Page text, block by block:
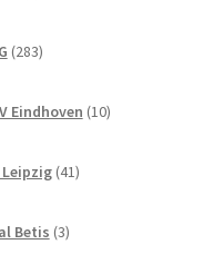
283izdelkov
Eindhoven 10izdelkov
41izdelkov
Betis 3izdelki